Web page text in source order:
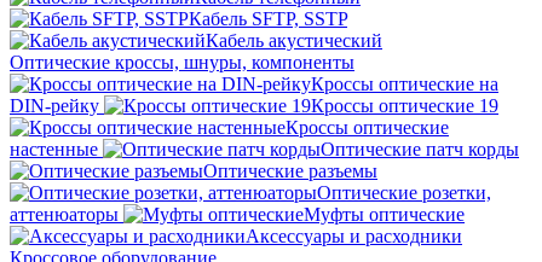
Кабель SFTP, SSTP
Кабель акустический
Оптические кроссы, шнуры, компоненты
Кроссы оптические на
DIN-рейку
Кроссы оптические 19
Кроссы оптические
настенные
Оптические патч корды
Оптические разъемы
Оптические розетки,
аттенюаторы
Муфты оптические
Аксессуары и расходники
Кроссовое оборудование